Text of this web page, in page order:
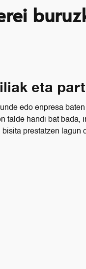
eta
edo enpresa
talde handi bat bada,
bisita prestatzen lagun